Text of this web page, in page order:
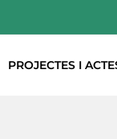
PROJECTES I